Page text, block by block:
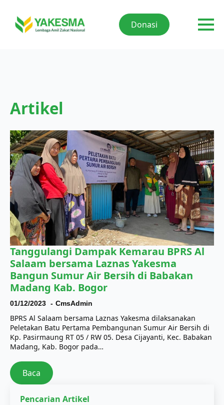
Donasi
Artikel
Tanggulangi Dampak Kemarau BPRS Al
Salaam bersama Laznas Yakesma
Bangun Sumur Air Bersih di Babakan
Madang Kab. Bogor
01/12/2023 CmsAdmin
BPRS Al Salaam bersama Laznas Yakesma dilaksanakan
Peletakan Batu Pertama Pembangunan Sumur Air Bersih di
Kp. Pasirmaung RT 05 / RW 05. Desa Cijayanti, Kec. Babakan
Madang, Kab. Bogor pada…
Baca
Pencarian Artikel